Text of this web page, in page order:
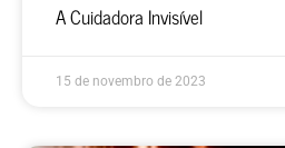
A Cuidadora Invisível
15 de novembro de 2023